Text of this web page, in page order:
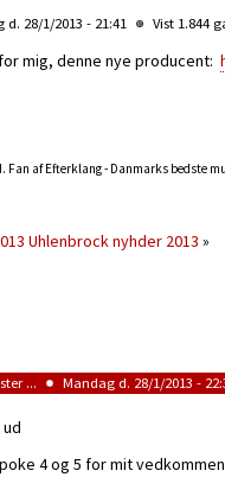
d. 28/1/2013 - 21:41 Vist 1.844
mig, denne nye producent:
af Efterklang - Danmarks bedste
Uhlenbrock nyhder 2013 »
... Mandag d. 28/1/2013 -
4 og 5 for mit